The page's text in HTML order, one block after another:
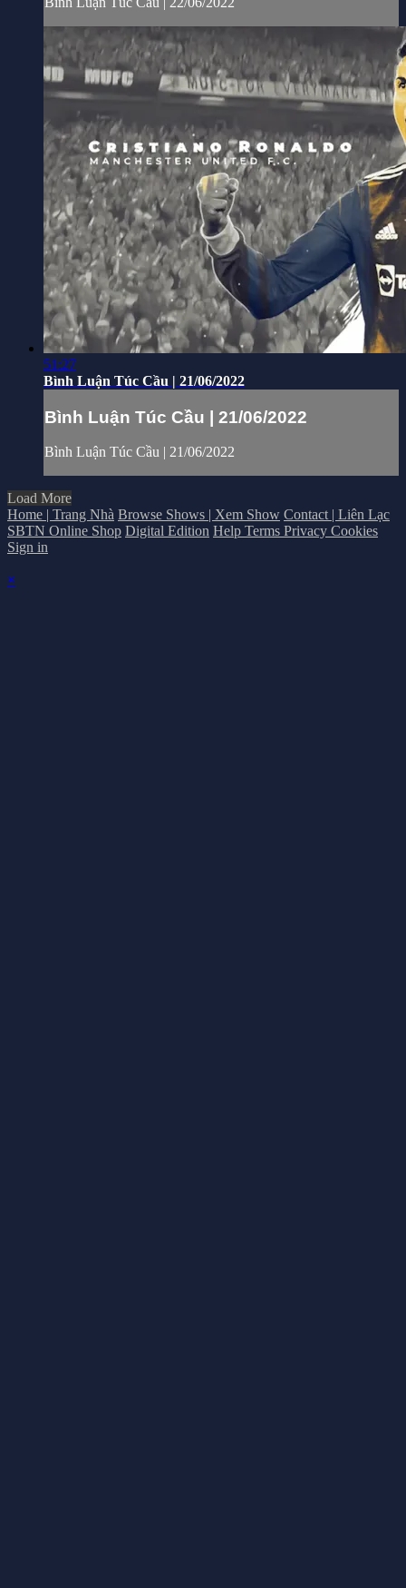
51:27
Bình Luận Túc Cầu | 21/06/2022
Bình Luận Túc Cầu | 21/06/2022
Bình Luận Túc Cầu | 21/06/2022
Load More
Home | Trang Nhà Browse Shows | Xem Show Contact | Liên Lạc
SBTN Online Shop Digital Edition Help Terms Privacy Cookies
Sign in
×